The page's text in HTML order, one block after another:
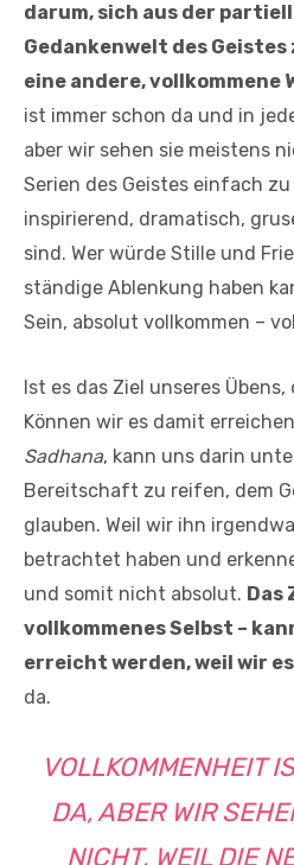
darum, sich aus der
Gedankenwelt des
eine andere, vollkommene
ist immer schon da und in
aber wir sehen sie meistens
Serien des Geistes einfach
inspirierend, dramatisch,
sind. Wer würde Stille und
ständige Ablenkung haben
Sein, absolut vollkommen –
Ist es das Ziel unseres Übens,
Können wir es damit
Sadhana, kann uns darin
Bereitschaft zu reifen, dem
glauben. Weil wir ihn
betrachtet haben und
und somit nicht absolut. Das
vollkommenes Selbst –
erreicht werden, weil wir
da.
VOLLKOMMENHEIT
DA, ABER WIR
NICHT, WEIL DIE